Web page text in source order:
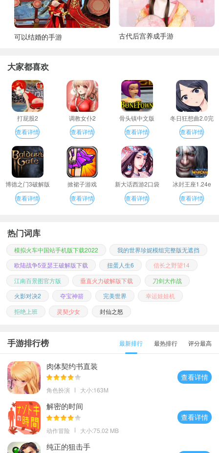
可以结婚的手游 古代后宫养成手游
大家都喜欢
打屁股2
查看详情
调教女仆2
查看详情
骨头镇中文版
查看详情
冬日狂想曲2.0完
整汉化版
查看详情
博德之门3破解版
查看详情
掀裙子游戏
查看详情
新大话西游2口袋
版
查看详情
冰封王座1.24e
查看详情
热门词库
模拟火车中国站手机版下载2022
我的世界珍妮模组完整版无遮挡
欧陆战争5亚瑟王破解版下载
扭蛋人生6
信长之野望14
江南百景图官方版
垂直火力破解版下载
刀剑大作战
火影对决2
夺宝神箭 完美世界
幸运娃娃机
拒绝上班
灵契少女 封仙之怒
手游排行榜 最新排行 最热排行 评分最高
肉体契约书直装
角色扮演 大小:163M
查看详情
解密的时间
动作冒险 大小:75.02 MB
查看详情
纯正的狙击手